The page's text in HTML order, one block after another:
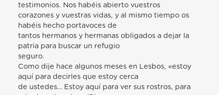
testimonios. Nos habéis abierto vuestros
corazones y vuestras vidas, y al mismo tiempo os
habéis hecho portavoces de
tantos hermanos y hermanas obligados a dejar la
patria para buscar un refugio
seguro.
Como dije hace algunos meses en Lesbos, «estoy
aquí para decirles que estoy cerca
de ustedes… Estoy aquí para ver sus rostros, para